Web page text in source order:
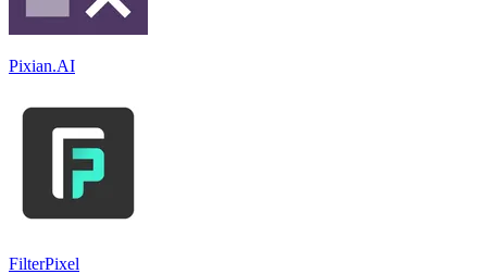
Pixian.AI
FilterPixel